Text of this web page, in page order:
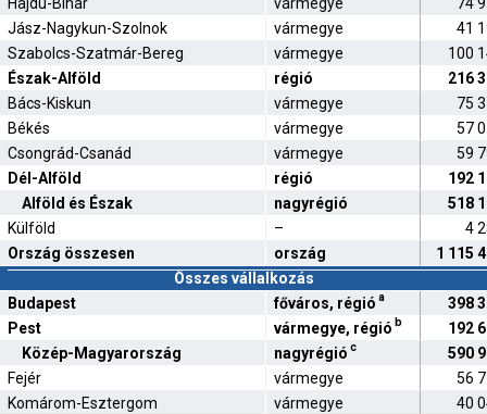
Jász-Nagykun-Szolnok
vármegye
41
Szabolcs-Szatmár-Bereg
vármegye
100
Észak-Alföld
régió
216
Bács-Kiskun
vármegye
75
Békés
vármegye
57
Csongrád-Csanád
vármegye
59
Dél-Alföld
régió
192
Alföld és Észak
nagyrégió
518
Külföld
–
4
Ország összesen
ország
1 115
Összes vállalkozás
Budapest
főváros, régió a
398
Pest
vármegye, régió b
192
Közép-Magyarország
nagyrégió c
590
Fejér
vármegye
56
Komárom-Esztergom
vármegye
40